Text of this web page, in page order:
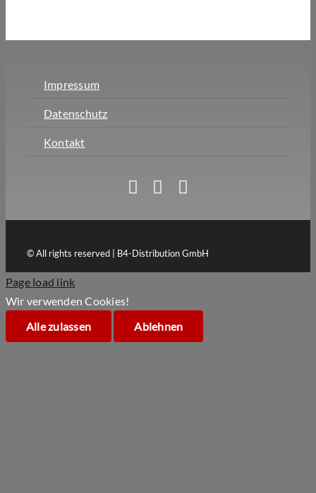
Impressum
Datenschutz
Kontakt
© All rights reserved | B4-Distribution GmbH
Page load link
Wir verwenden Cookies!
Alle zulassen
Ablehnen